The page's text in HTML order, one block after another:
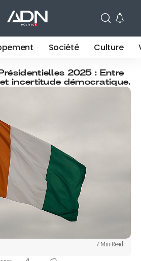
Société Culture
2025 : Entre
incertitude démocratique.
7 Min Read